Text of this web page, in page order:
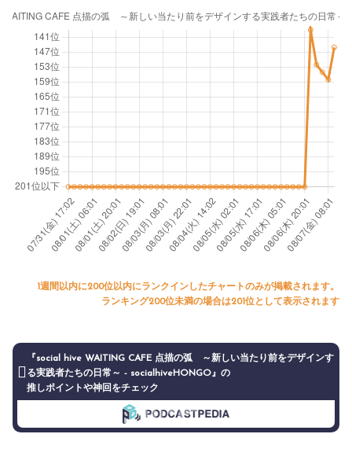
1週間以内に200位以内にランクインしたチャートのみが掲載されます。
ランキング200位未満の場合は201位として表示されます
『social hive WAITING CAFE 点描の弧 ～新しい当たり前をデザインす
る実践者たちの日常～ - socialhiveHONGO』の
推しポイントや神回をチェック